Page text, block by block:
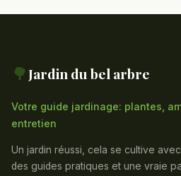
🌳Jardin du bel arbre
Votre guide jardinage: plantes,
entretien
Un jardin réussi, cela se cultive
des guides pratiques et une vraie